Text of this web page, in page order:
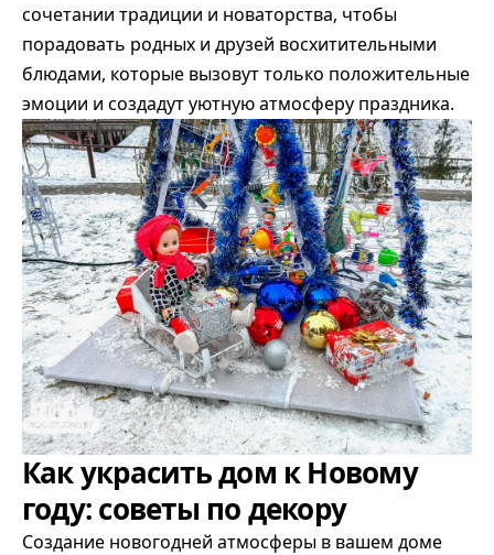
сочетании традиции и новаторства, чтобы
порадовать родных и друзей восхитительными
блюдами, которые вызовут только положительные
эмоции и создадут уютную атмосферу праздника.
Как украсить дом к Новому
году: советы по декору
Создание новогодней атмосферы в вашем доме